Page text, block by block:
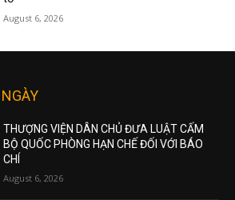
August 6, 2026
THƯỢNG VIỆN DÂN CHỦ ĐƯA LUẬT CẤM
BỘ QUỐC PHÒNG HẠN CHẾ ĐỐI VỚI BÁO
CHÍ
August 6, 2026